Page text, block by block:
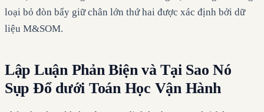
loại bỏ đòn bẩy giữ chân lớn thứ hai được xác định bởi dữ
liệu M&SOM.
Lập Luận Phản Biện và Tại Sao Nó
Sụp Đổ dưới Toán Học Vận Hành